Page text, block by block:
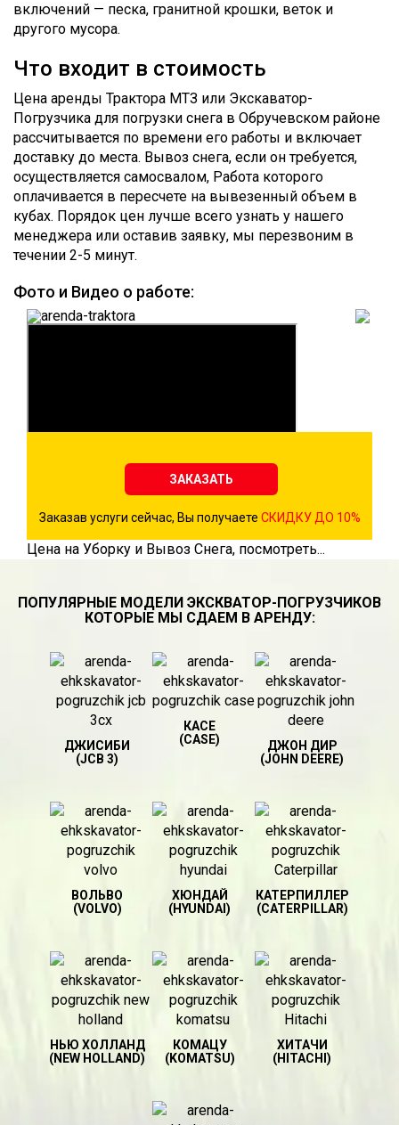
включений — песка, гранитной крошки, веток и
другого мусора.
Что входит в стоимость
Цена аренды Трактора МТЗ или Экскаватор-
Погрузчика для погрузки снега в Обручевском районе
рассчитывается по времени его работы и включает
доставку до места. Вывоз снега, если он требуется,
осуществляется самосвалом, Работа которого
оплачивается в пересчете на вывезенный объем в
кубах. Порядок цен лучше всего узнать у нашего
менеджера или оставив заявку, мы перезвоним в
течении 2-5 минут.
Фото и Видео о работе:
ЗАКАЗАТЬ
Заказав услуги сейчас, Вы получаете СКИДКУ ДО 10%
Цена на Уборку и Вывоз Снега, посмотреть...
ПОПУЛЯРНЫЕ МОДЕЛИ ЭКСКВАТОР-ПОГРУЗЧИКОВ
КОТОРЫЕ МЫ СДАЕМ В АРЕНДУ:
ДЖИСИБИ
(JCB 3)
КАСЕ
(CASE)
ДЖОН ДИР
(JOHN DEERE)
ВОЛЬВО
(VOLVO)
ХЮНДАЙ
(HYUNDAI)
КАТЕРПИЛЛЕР
(CATERPILLAR)
НЬЮ ХОЛЛАНД
(NEW HOLLAND)
КОМАЦУ
(KOMATSU)
ХИТАЧИ
(HITACHI)